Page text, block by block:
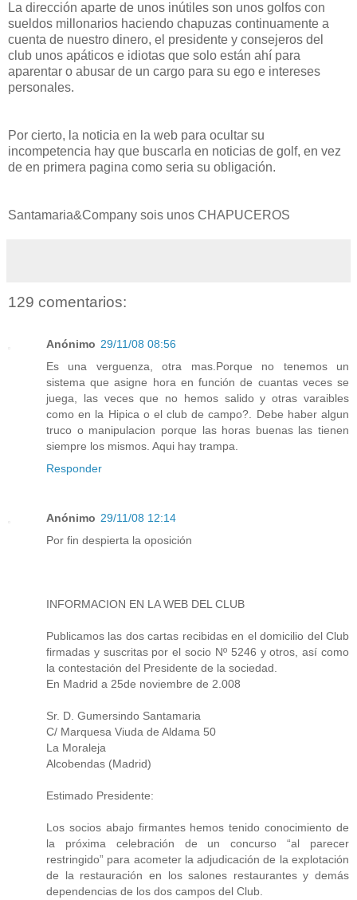
La dirección aparte de unos inútiles son unos golfos con
sueldos millonarios haciendo chapuzas continuamente a
cuenta de nuestro dinero, el presidente y consejeros del
club unos apáticos e idiotas que solo están ahí para
aparentar o abusar de un cargo para su ego e intereses
personales.
Por cierto, la noticia en la web para ocultar su
incompetencia hay que buscarla en noticias de golf, en vez
de en primera pagina como seria su obligación.
Santamaria&Company sois unos CHAPUCEROS
129 comentarios:
Anónimo 29/11/08 08:56
Es una verguenza, otra mas.Porque no tenemos un
sistema que asigne hora en función de cuantas veces se
juega, las veces que no hemos salido y otras varaibles
como en la Hipica o el club de campo?. Debe haber algun
truco o manipulacion porque las horas buenas las tienen
siempre los mismos. Aqui hay trampa.
Responder
Anónimo 29/11/08 12:14
Por fin despierta la oposición
INFORMACION EN LA WEB DEL CLUB
Publicamos las dos cartas recibidas en el domicilio del Club
firmadas y suscritas por el socio Nº 5246 y otros, así como
la contestación del Presidente de la sociedad.
En Madrid a 25de noviembre de 2.008
Sr. D. Gumersindo Santamaria
C/ Marquesa Viuda de Aldama 50
La Moraleja
Alcobendas (Madrid)
Estimado Presidente:
Los socios abajo firmantes hemos tenido conocimiento de
la próxima celebración de un concurso “al parecer
restringido” para acometer la adjudicación de la explotación
de la restauración en los salones restaurantes y demás
dependencias de los dos campos del Club.